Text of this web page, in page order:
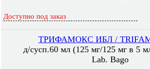
Доступно под заказ
ТРИФАМОКС ИБЛ /
д/сусп.60 мл (125 мг/125 мг в 5
Lab. Bago